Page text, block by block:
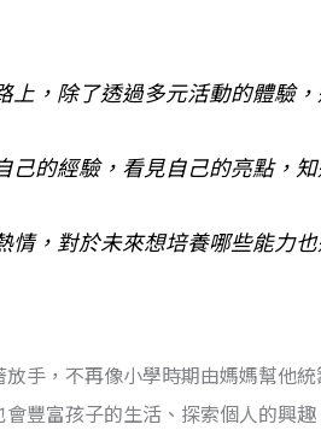
上，除了透過多元活動的體驗
己的經驗，看見自己的亮點，
情，對於未來想培養哪些能力
手，不再像小學時期由媽媽幫他
豐富孩子的生活、探索個人的興